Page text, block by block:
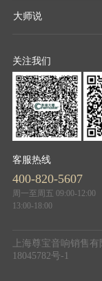
大师说
关注我们
客服热线
400-820-5607
周一至周五 09:00-12:00
13:00-18:00
上海尊宝音响销售
18045782号-1